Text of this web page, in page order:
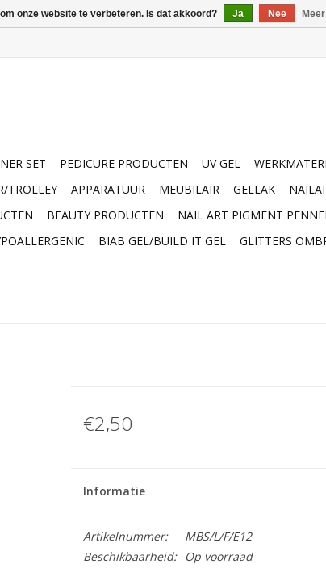
SET PEDICURE PRODUCTEN UV GEL
TROLLEY
APPARATUUR MEUBILAIR GELLAK
BEAUTY PRODUCTEN NAIL ART PIGMENT
BIAB GEL/BUILD IT GEL GLITTERS
€2,50
Informatie
Artikelnummer:
MBS/L/F/E12
Beschikbaarheid:
Op voorraad
onze website te verbeteren. Is dat akkoord? Ja Nee